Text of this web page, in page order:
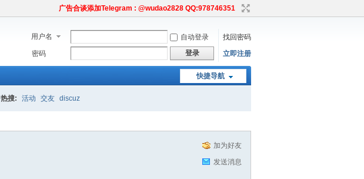
广告合谈添加Telegram : @wudao2828 QQ:978746351
用户名 自动登录
找回密码
密码
登录 立即注册
快捷导航
热搜: 活动 交友 discuz
加为好友
发送消息